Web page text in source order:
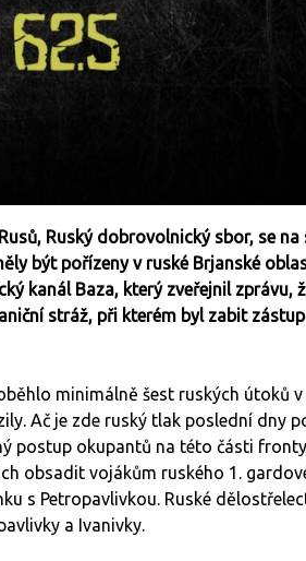
Ruský dobrovolnický sbor, se
být pořízeny v ruské Brjanské
kanál Baza, který zveřejnil zprávu,
stráž, při kterém byl zabit
minimálně šest ruských útoků
Ač je zde ruský tlak poslední dny
postup okupantů na této části
obsadit vojákům ruského 1.
s Petropavlivkou. Ruské
a Ivanivky.